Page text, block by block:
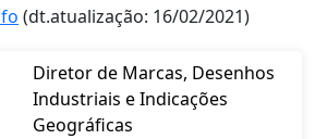
(dt.atualização: 16/02/2021)
Diretor de Marcas, Desenhos
Industriais e Indicações
Geográficas